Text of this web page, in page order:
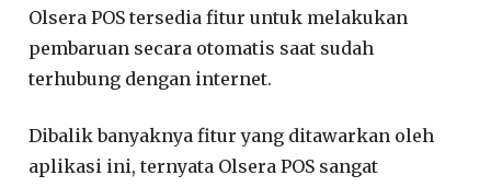
Olsera POS tersedia fitur untuk melakukan
pembaruan secara otomatis saat sudah
terhubung dengan internet.
Dibalik banyaknya fitur yang ditawarkan oleh
aplikasi ini, ternyata Olsera POS sangat